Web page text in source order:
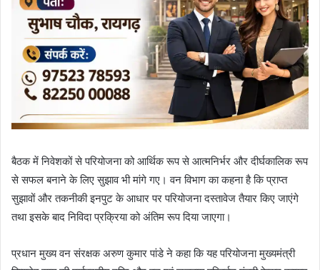
बैठक में निवेशकों से परियोजना को आर्थिक रूप से आत्मनिर्भर और दीर्घकालिक रूप
से सफल बनाने के लिए सुझाव भी मांगे गए। वन विभाग का कहना है कि प्राप्त
सुझावों और तकनीकी इनपुट के आधार पर परियोजना दस्तावेज तैयार किए जाएंगे
तथा इसके बाद निविदा प्रक्रिया को अंतिम रूप दिया जाएगा।
प्रधान मुख्य वन संरक्षक अरुण कुमार पांडे ने कहा कि यह परियोजना मुख्यमंत्री